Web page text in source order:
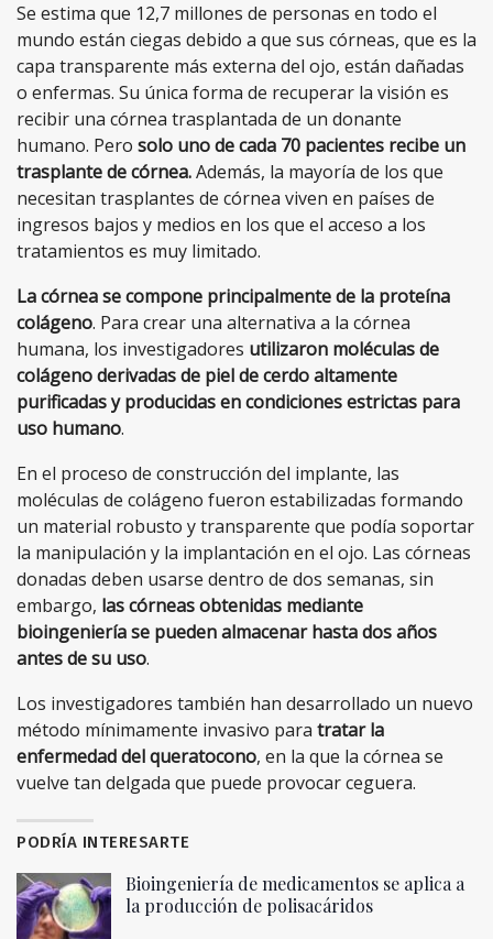
Se estima que 12,7 millones de personas en todo el
mundo están ciegas debido a que sus córneas, que es la
capa transparente más externa del ojo, están dañadas
o enfermas. Su única forma de recuperar la visión es
recibir una córnea trasplantada de un donante
humano. Pero solo uno de cada 70 pacientes recibe un
trasplante de córnea.Además, la mayoría de los que
necesitan trasplantes de córnea viven en países de
ingresos bajos y medios en los que el acceso a los
tratamientos es muy limitado.
La córnea se compone principalmente de la proteína
colágeno. Para crear una alternativa a la córnea
humana, los investigadores utilizaron moléculas de
colágeno derivadas de piel de cerdo altamente
purificadas y producidas en condiciones estrictas para
uso humano.
En el proceso de construcción del implante, las
moléculas de colágeno fueron estabilizadas formando
un material robusto y transparente que podía soportar
la manipulación y la implantación en el ojo. Las córneas
donadas deben usarse dentro de dos semanas, sin
embargo, las córneas obtenidas mediante
bioingeniería se pueden almacenar hasta dos años
antes de su uso.
Los investigadores también han desarrollado un nuevo
método mínimamente invasivo para tratar la
enfermedad del queratocono, en la que la córnea se
vuelve tan delgada que puede provocar ceguera.
PODRÍA INTERESARTE
Bioingeniería de medicamentos se aplica a
la producción de polisacáridos